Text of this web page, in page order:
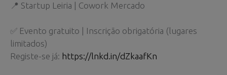
📍 Startup Leiria | Cowork Mercado
✅ Evento gratuito | Inscrição obrigatória (lugares
limitados)
Registe-se já: https://lnkd.in/dZkaafKn